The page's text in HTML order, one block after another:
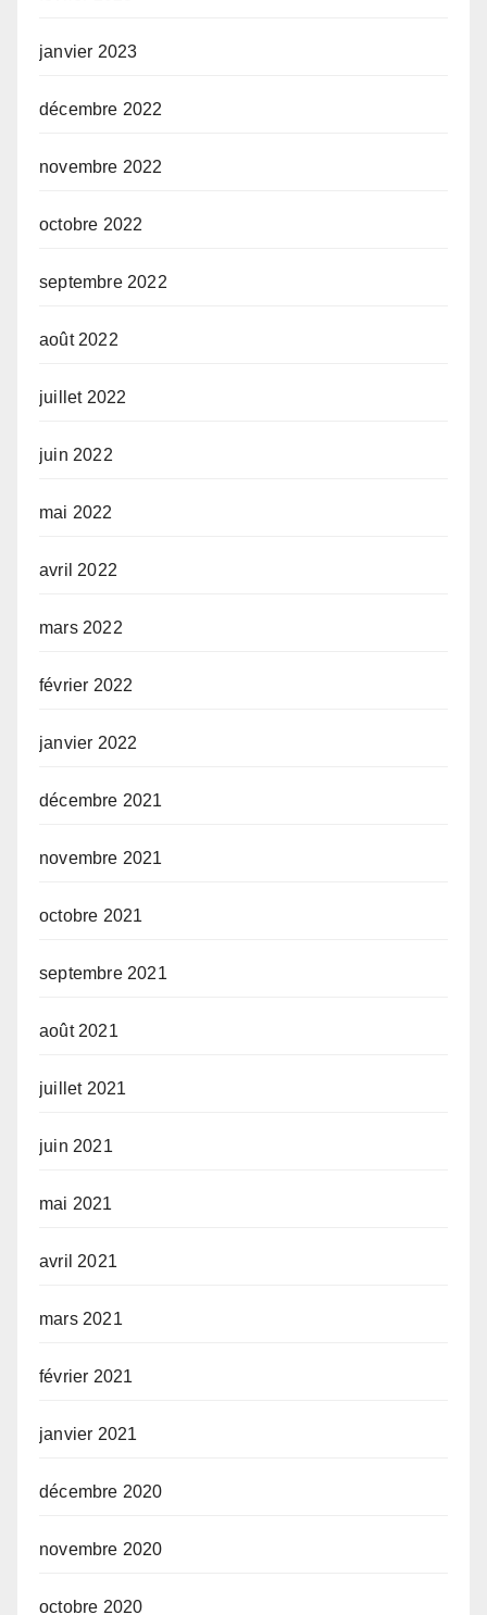
janvier 2023
décembre 2022
novembre 2022
octobre 2022
septembre 2022
août 2022
juillet 2022
juin 2022
mai 2022
avril 2022
mars 2022
février 2022
janvier 2022
décembre 2021
novembre 2021
octobre 2021
septembre 2021
août 2021
juillet 2021
juin 2021
mai 2021
avril 2021
mars 2021
février 2021
janvier 2021
décembre 2020
novembre 2020
octobre 2020